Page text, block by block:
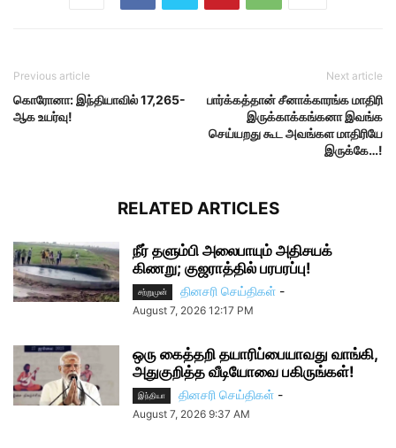
Previous article
கொரோனா: இந்தியாவில் 17,265-
ஆக உயர்வு!
Next article
பார்க்கத்தான் சீனாக்காரங்க மாதிரி
இருக்காக்கங்கனா இவங்க
செய்யறது கூட அவங்கள மாதிரியே
இருக்கே…!
RELATED ARTICLES
நீர் தளும்பி அலைபாயும் அதிசயக்
கிணறு; குஜராத்தில் பரபரப்பு!
சற்றுமுன் தினசரி செய்திகள் -
August 7, 2026 12:17 PM
ஒரு கைத்தறி தயாரிப்பையாவது வாங்கி,
அதுகுறித்த வீடியோவை பகிருங்கள்!
இந்தியா தினசரி செய்திகள் -
August 7, 2026 9:37 AM